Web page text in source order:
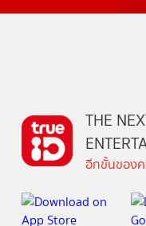
THE
อีกขั้นของค